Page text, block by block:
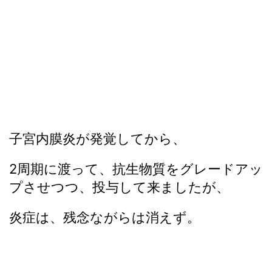
子宮内膜炎が発覚してから、
2周期に渡って、抗生物質をグレードアッ
プさせつつ、投与して来ましたが、
炎症は、残念ながらは消えず。